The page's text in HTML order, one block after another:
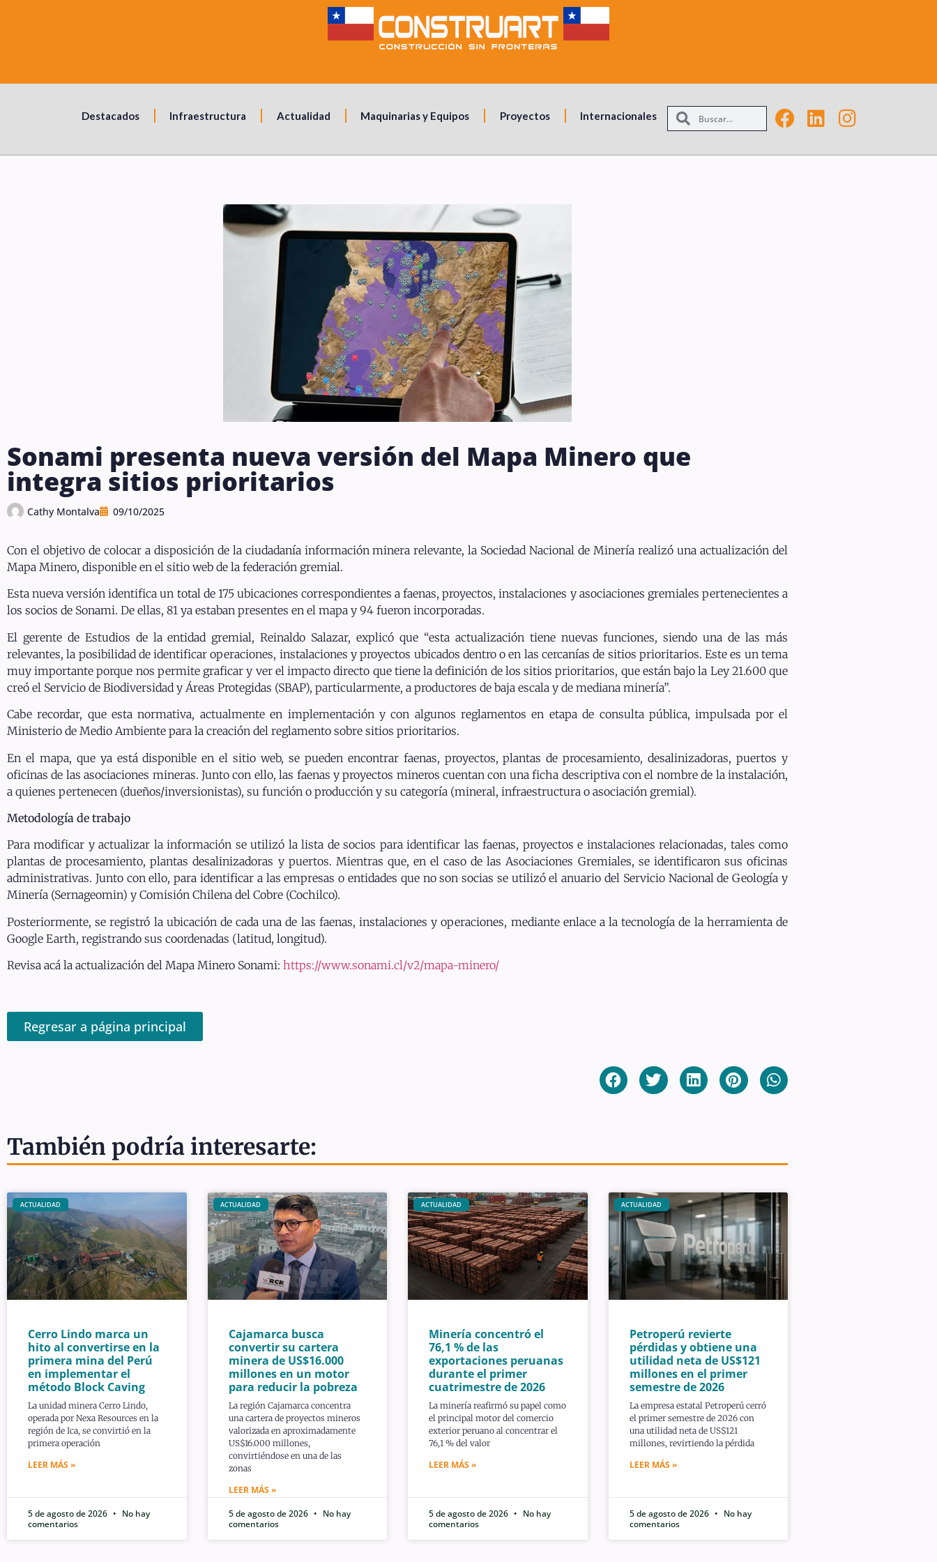
Destacados Infraestructura Actualidad Maquinarias y Equipos Proyectos Internacionales
Sonami presenta nueva versión del Mapa Minero que
integra sitios prioritarios
Cathy Montalva 09/10/2025
Con el objetivo de colocar a disposición de la ciudadanía información minera relevante, la Sociedad Nacional de Minería realizó una actualización del
Mapa Minero, disponible en el sitio web de la federación gremial.
Esta nueva versión identifica un total de 175 ubicaciones correspondientes a faenas, proyectos, instalaciones y asociaciones gremiales pertenecientes a
los socios de Sonami. De ellas, 81 ya estaban presentes en el mapa y 94 fueron incorporadas.
El gerente de Estudios de la entidad gremial, Reinaldo Salazar, explicó que “esta actualización tiene nuevas funciones, siendo una de las más
relevantes, la posibilidad de identificar operaciones, instalaciones y proyectos ubicados dentro o en las cercanías de sitios prioritarios. Este es un tema
muy importante porque nos permite graficar y ver el impacto directo que tiene la definición de los sitios prioritarios, que están bajo la Ley 21.600 que
creó el Servicio de Biodiversidad y Áreas Protegidas (SBAP), particularmente, a productores de baja escala y de mediana minería”.
Cabe recordar, que esta normativa, actualmente en implementación y con algunos reglamentos en etapa de consulta pública, impulsada por el
Ministerio de Medio Ambiente para la creación del reglamento sobre sitios prioritarios.
En el mapa, que ya está disponible en el sitio web, se pueden encontrar faenas, proyectos, plantas de procesamiento, desalinizadoras, puertos y
oficinas de las asociaciones mineras. Junto con ello, las faenas y proyectos mineros cuentan con una ficha descriptiva con el nombre de la instalación,
a quienes pertenecen (dueños/inversionistas), su función o producción y su categoría (mineral, infraestructura o asociación gremial).
Metodología de trabajo
Para modificar y actualizar la información se utilizó la lista de socios para identificar las faenas, proyectos e instalaciones relacionadas, tales como
plantas de procesamiento, plantas desalinizadoras y puertos. Mientras que, en el caso de las Asociaciones Gremiales, se identificaron sus oficinas
administrativas. Junto con ello, para identificar a las empresas o entidades que no son socias se utilizó el anuario del Servicio Nacional de Geología y
Minería (Sernageomin) y Comisión Chilena del Cobre (Cochilco).
Posteriormente, se registró la ubicación de cada una de las faenas, instalaciones y operaciones, mediante enlace a la tecnología de la herramienta de
Google Earth, registrando sus coordenadas (latitud, longitud).
Revisa acá la actualización del Mapa Minero Sonami: https://www.sonami.cl/v2/mapa-minero/
Regresar a página principal
También podría interesarte:
ACTUALIDAD
Cerro Lindo marca un
hito al convertirse en la
primera mina del Perú
en implementar el
método Block Caving
La unidad minera Cerro Lindo,
operada por Nexa Resources en la
región de Ica, se convirtió en la
primera operación
LEER MÁS »
5 de agosto de 2026
No hay
comentarios
ACTUALIDAD
Cajamarca busca
convertir su cartera
minera de US$16.000
millones en un motor
para reducir la pobreza
La región Cajamarca concentra
una cartera de proyectos mineros
valorizada en aproximadamente
US$16.000 millones,
convirtiéndose en una de las
zonas
LEER MÁS »
5 de agosto de 2026
No hay
comentarios
ACTUALIDAD
Minería concentró el
76,1 % de las
exportaciones peruanas
durante el primer
cuatrimestre de 2026
La minería reafirmó su papel como
el principal motor del comercio
exterior peruano al concentrar el
76,1 % del valor
LEER MÁS »
5 de agosto de 2026
No hay
comentarios
ACTUALIDAD
Petroperú revierte
pérdidas y obtiene una
utilidad neta de US$121
millones en el primer
semestre de 2026
La empresa estatal Petroperú cerró
el primer semestre de 2026 con
una utilidad neta de US$121
millones, revirtiendo la pérdida
LEER MÁS »
5 de agosto de 2026
No hay
comentarios